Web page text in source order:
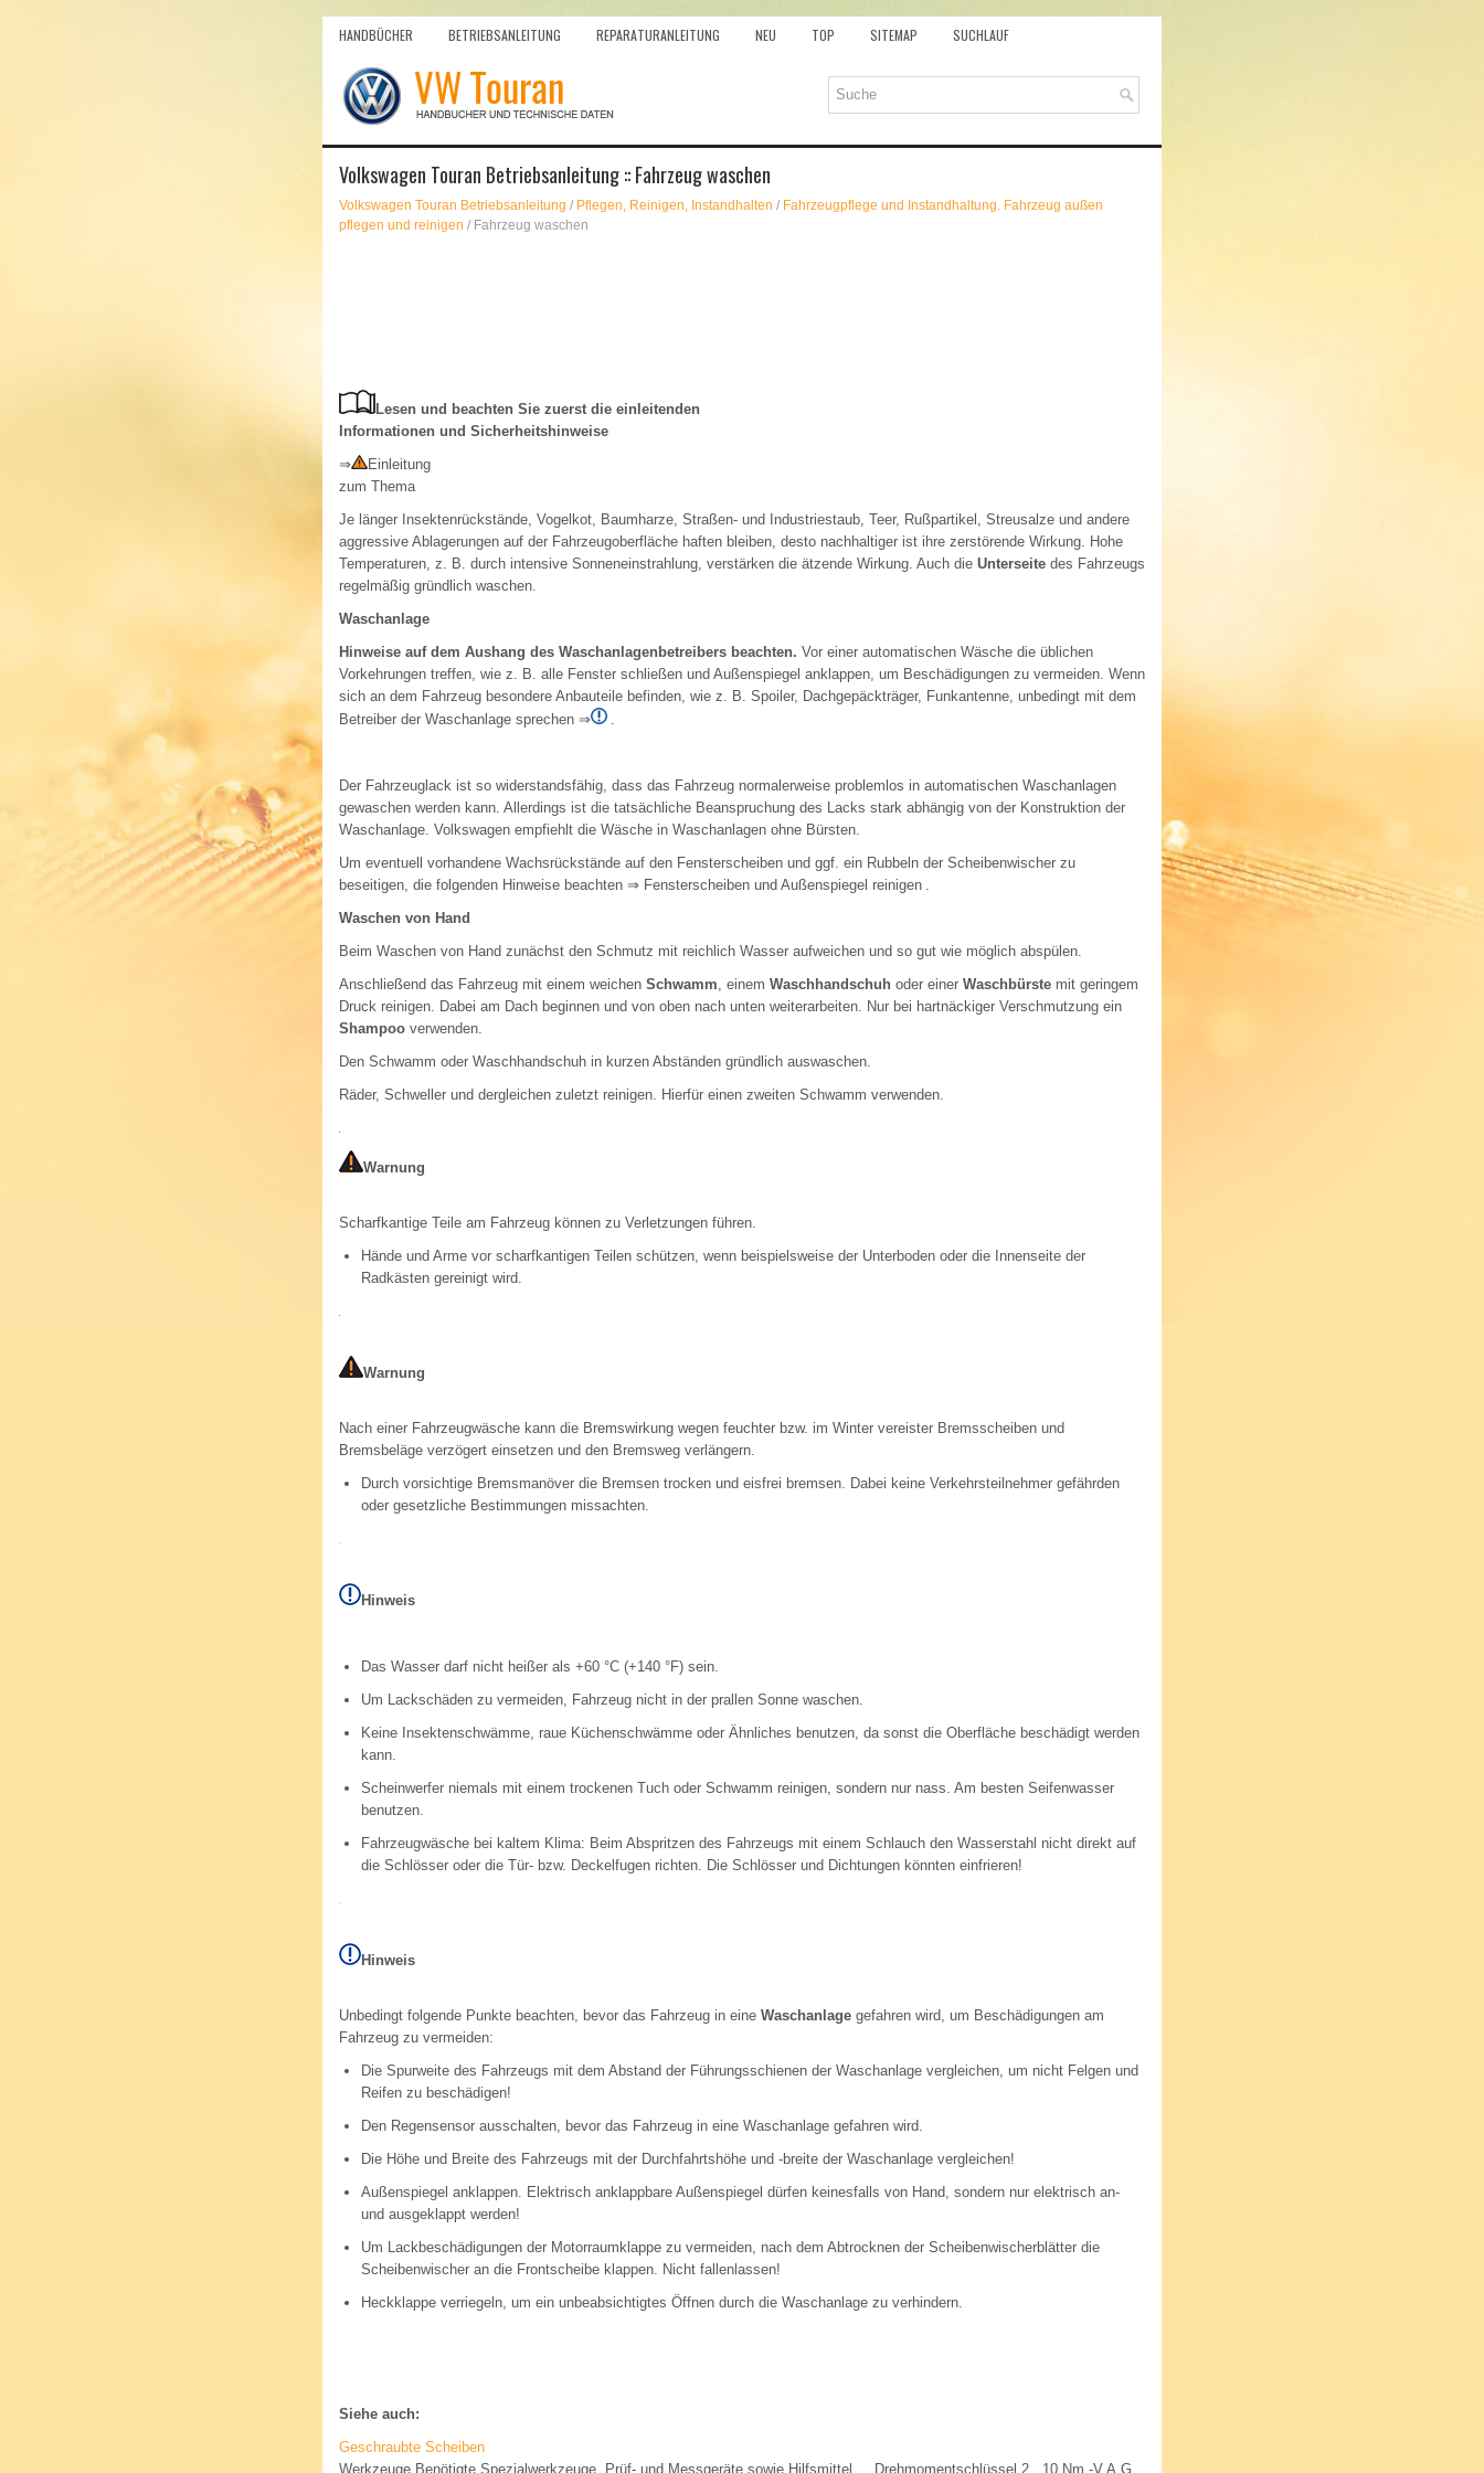
HANDBÜCHER BETRIEBSANLEITUNG REPARATURANLEITUNG NEU TOP SITEMAP SUCHLAUF
Volkswagen Touran Betriebsanleitung :: Fahrzeug waschen
Volkswagen Touran Betriebsanleitung / Pflegen, Reinigen, Instandhalten / Fahrzeugpflege und Instandhaltung. Fahrzeug außen
pflegen und reinigen / Fahrzeug waschen
Lesen und beachten Sie zuerst die einleitenden
Informationen und Sicherheitshinweise
⇒
Einleitung
zum Thema
Je länger Insektenrückstände, Vogelkot, Baumharze, Straßen- und Industriestaub, Teer, Rußpartikel, Streusalze und andere
aggressive Ablagerungen auf der Fahrzeugoberfläche haften bleiben, desto nachhaltiger ist ihre zerstörende Wirkung. Hohe
Temperaturen, z. B. durch intensive Sonneneinstrahlung, verstärken die ätzende Wirkung. Auch die Unterseite des Fahrzeugs
regelmäßig gründlich waschen.
Waschanlage
Hinweise auf dem Aushang des Waschanlagenbetreibers beachten. Vor einer automatischen Wäsche die üblichen
Vorkehrungen treffen, wie z. B. alle Fenster schließen und Außenspiegel anklappen, um Beschädigungen zu vermeiden. Wenn
sich an dem Fahrzeug besondere Anbauteile befinden, wie z. B. Spoiler, Dachgepäckträger, Funkantenne, unbedingt mit dem
Betreiber der Waschanlage sprechen ⇒ .
Der Fahrzeuglack ist so widerstandsfähig, dass das Fahrzeug normalerweise problemlos in automatischen Waschanlagen
gewaschen werden kann. Allerdings ist die tatsächliche Beanspruchung des Lacks stark abhängig von der Konstruktion der
Waschanlage. Volkswagen empfiehlt die Wäsche in Waschanlagen ohne Bürsten.
Um eventuell vorhandene Wachsrückstände auf den Fensterscheiben und ggf. ein Rubbeln der Scheibenwischer zu
beseitigen, die folgenden Hinweise beachten ⇒ Fensterscheiben und Außenspiegel reinigen .
Waschen von Hand
Beim Waschen von Hand zunächst den Schmutz mit reichlich Wasser aufweichen und so gut wie möglich abspülen.
Anschließend das Fahrzeug mit einem weichen Schwamm, einem Waschhandschuh oder einer Waschbürste mit geringem
Druck reinigen. Dabei am Dach beginnen und von oben nach unten weiterarbeiten. Nur bei hartnäckiger Verschmutzung ein
Shampoo verwenden.
Den Schwamm oder Waschhandschuh in kurzen Abständen gründlich auswaschen.
Räder, Schweller und dergleichen zuletzt reinigen. Hierfür einen zweiten Schwamm verwenden.
Warnung
Scharfkantige Teile am Fahrzeug können zu Verletzungen führen.
Hände und Arme vor scharfkantigen Teilen schützen, wenn beispielsweise der Unterboden oder die Innenseite der
Radkästen gereinigt wird.
Warnung
Nach einer Fahrzeugwäsche kann die Bremswirkung wegen feuchter bzw. im Winter vereister Bremsscheiben und
Bremsbeläge verzögert einsetzen und den Bremsweg verlängern.
Durch vorsichtige Bremsmanöver die Bremsen trocken und eisfrei bremsen. Dabei keine Verkehrsteilnehmer gefährden
oder gesetzliche Bestimmungen missachten.
Hinweis
Das Wasser darf nicht heißer als +60 °C (+140 °F) sein.
Um Lackschäden zu vermeiden, Fahrzeug nicht in der prallen Sonne waschen.
Keine Insektenschwämme, raue Küchenschwämme oder Ähnliches benutzen, da sonst die Oberfläche beschädigt werden
kann.
Scheinwerfer niemals mit einem trockenen Tuch oder Schwamm reinigen, sondern nur nass. Am besten Seifenwasser
benutzen.
Fahrzeugwäsche bei kaltem Klima: Beim Abspritzen des Fahrzeugs mit einem Schlauch den Wasserstahl nicht direkt auf
die Schlösser oder die Tür- bzw. Deckelfugen richten. Die Schlösser und Dichtungen könnten einfrieren!
Hinweis
Unbedingt folgende Punkte beachten, bevor das Fahrzeug in eine Waschanlage gefahren wird, um Beschädigungen am
Fahrzeug zu vermeiden:
Die Spurweite des Fahrzeugs mit dem Abstand der Führungsschienen der Waschanlage vergleichen, um nicht Felgen und
Reifen zu beschädigen!
Den Regensensor ausschalten, bevor das Fahrzeug in eine Waschanlage gefahren wird.
Die Höhe und Breite des Fahrzeugs mit der Durchfahrtshöhe und -breite der Waschanlage vergleichen!
Außenspiegel anklappen. Elektrisch anklappbare Außenspiegel dürfen keinesfalls von Hand, sondern nur elektrisch an-
und ausgeklappt werden!
Um Lackbeschädigungen der Motorraumklappe zu vermeiden, nach dem Abtrocknen der Scheibenwischerblätter die
Scheibenwischer an die Frontscheibe klappen. Nicht fallenlassen!
Heckklappe verriegeln, um ein unbeabsichtigtes Öffnen durch die Waschanlage zu verhindern.
Siehe auch:
Geschraubte Scheiben
Werkzeuge Benötigte Spezialwerkzeuge, Prüf- und Messgeräte sowie Hilfsmittel Drehmomentschlüssel 2...10 Nm -V.A.G